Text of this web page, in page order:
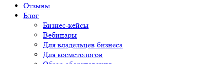
Отзывы
Блог
Бизнес-кейсы
Вебинары
Для владельцев бизнеса
Для косметологов